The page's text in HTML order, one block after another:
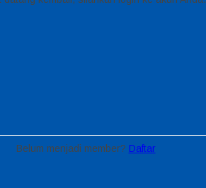
Belum menjadi member? Daftar